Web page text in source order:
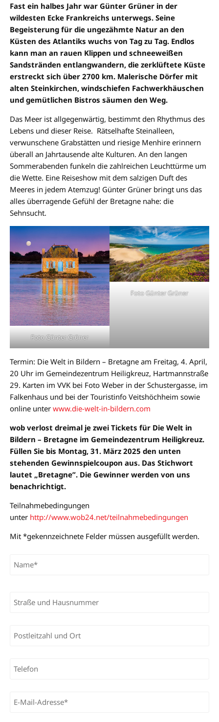
Fast ein halbes Jahr war Günter Grüner in der
wildesten Ecke Frankreichs unterwegs. Seine
Begeisterung für die ungezähmte Natur an den
Küsten des Atlantiks wuchs von Tag zu Tag. Endlos
kann man an rauen Klippen und schneeweißen
Sandstränden entlangwandern, die zerklüftete Küste
erstreckt sich über 2700 km. Malerische Dörfer mit
alten Steinkirchen, windschiefen Fachwerkhäuschen
und gemütlichen Bistros säumen den Weg.
Das Meer ist allgegenwärtig, bestimmt den Rhythmus des
Lebens und dieser Reise. Rätselhafte Steinalleen,
verwunschene Grabstätten und riesige Menhire erinnern
überall an Jahrtausende alte Kulturen. An den langen
Sommerabenden funkeln die zahlreichen Leuchttürme um
die Wette. Eine Reiseshow mit dem salzigen Duft des
Meeres in jedem Atemzug! Günter Grüner bringt uns das
alles überragende Gefühl der Bretagne nahe: die
Sehnsucht.
Foto Günter Grüner
Foto Günter Grüner
Termin: Die Welt in Bildern – Bretagne am Freitag, 4. April,
20 Uhr im Gemeindezentrum Heiligkreuz, Hartmannstraße
29. Karten im VVK bei Foto Weber in der Schustergasse, im
Falkenhaus und bei der Touristinfo Veitshöchheim sowie
online unter www.die-welt-in-bildern.com
wob verlost dreimal je zwei Tickets für Die Welt in
Bildern – Bretagne im Gemeindezentrum Heiligkreuz.
Füllen Sie bis Montag, 31. März 2025 den unten
stehenden Gewinnspielcoupon aus. Das Stichwort
lautet „Bretagne”. Die Gewinner werden von uns
benachrichtigt.
Teilnahmebedingungen
unter http://www.wob24.net/teilnahmebedingungen
Mit *gekennzeichnete Felder müssen ausgefüllt werden.